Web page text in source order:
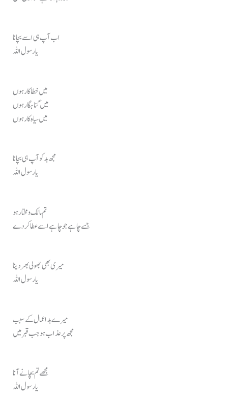
اب آپ ہی اسے بچانا
یا رسول اللہ
میں خطاکار ہوں
میں گناہگار ہوں
میں سیاہ کار ہوں
مجھ بد کو آپ ہی بچانا
یا رسول اللہ
تم مالک و مختار ہو
جسے چاہے جو چاہے اسے عطا کردے
میری بھی جھولی بھر دینا
یا رسول اللہ
میرے بد اعمال کے سبب
مجھ پر عذاب ہو جب قبر میں
مجھے تم بچانے آنا
یا رسول اللہ